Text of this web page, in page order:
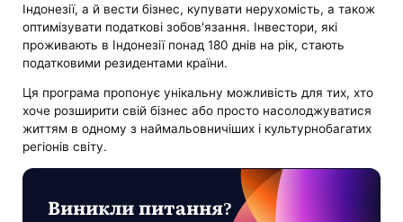
Індонезії, а й вести бізнес, купувати нерухомість, а також
оптимізувати податкові зобов'язання. Інвестори, які
проживають в Індонезії понад 180 днів на рік, стають
податковими резидентами країни.
Ця програма пропонує унікальну можливість для тих, хто
хоче розширити свій бізнес або просто насолоджуватися
життям в одному з наймальовничіших і культурнобагатих
регіонів світу.
Виникли питання?